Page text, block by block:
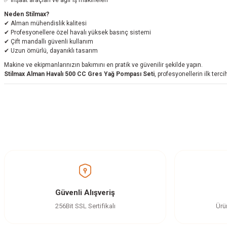
Neden Stilmax?
✔ Alman mühendislik kalitesi
✔ Profesyonellere özel havalı yüksek basınç sistemi
✔ Çift mandallı güvenli kullanım
✔ Uzun ömürlü, dayanıklı tasarım
Makine ve ekipmanlarınızın bakımını en pratik ve güvenilir şekilde yapın.
Stilmax Alman Havalı 500 CC Gres Yağ Pompası Seti , profesyonellerin ilk
Ürün açıklamasında eksik bilgiler bulunuyor.
Güvenli Alışveriş
256Bit SSL Sertifikalı